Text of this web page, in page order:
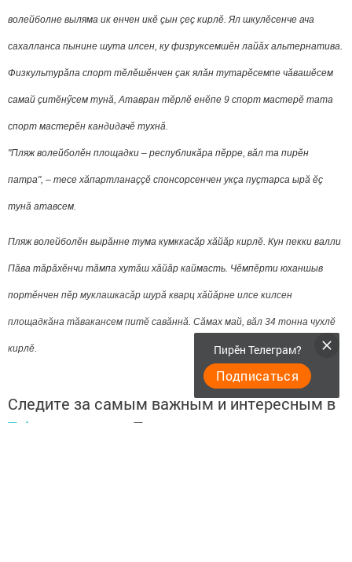
волейболне выляма ик енчен икӗ ҫын ҫеҫ кирлӗ. Ял шкулӗсенче ача
сахалланса пынине шута илсен, ку физруксемшӗн лайӑх альтернатива.
Физкультурӑпа спорт тӗлӗшӗнчен ҫак ялӑн тутарӗсемпе чӑвашӗсем
самай ҫитӗнӳсем тунӑ, Атавран тӗрлӗ енӗпе 9 спорт мастерӗ тата
спорт мастерӗн кандидачӗ тухнӑ.
"Пляж волейболӗн площадки – республикӑра пӗрре, вӑл та пирӗн
патра", – тесе хӑпартланаҫҫӗ спонсорсенчен укҫа пуҫтарса ырӑ ӗҫ
тунӑ атавсем.
Пляж волейболӗн вырăнне тума кумккасăр хăйăр кирлӗ. Кун пекки валли
Пăва тăрăхӗнчи тăмпа хутăш хăйăр каймасть. Чӗмпӗрти юханшыв
портӗнчен пӗр муклашкасăр шурă кварц хăйăрне илсе килсен
площадкăна тăвакансем питӗ савăннă. Сăмах май, вăл 34 тонна чухлӗ
кирлӗ.
Следите за самым важным и интересным в
Telegram-канале
Татмедиа
Пирӗн Телеграм?
Подписаться